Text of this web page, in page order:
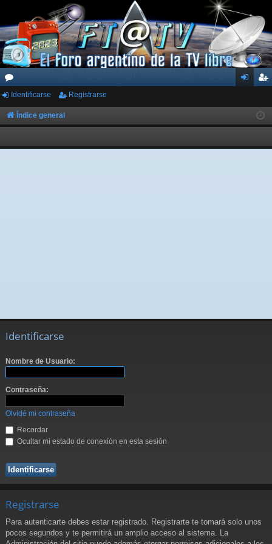
or
os
ar
ist
rs
Identificarse Registrarse
Índice general
Identificarse
Nombre de Usuario:
Contraseña:
Olvidé mi contraseña
Recordar
Ocultar mi estado de conexión en esta sesión
Registrarse
Para autenticarte debes estar registrado. Registrarte te tomará solo unos
pocos segundos y te permitirá un amplio acceso al sistema. La